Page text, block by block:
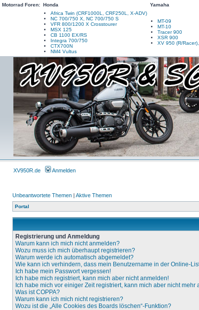
Motorrad Foren: Honda Yamaha
Africa Twin (CRF1000L, CRF250L, X-ADV)
NC 700/750 X, NC 700/750 S
VFR 800/1200 X Crosstourer
MSX 125
CB 1100 EX/RS
Integra 700/750
CTX700N
NM4 Vultus
MT-09
MT-10
Tracer 900
XSR 900
XV 950 (R/
XV950R.de Anmelden
Unbeantwortete Themen | Aktive Themen
Portal
Registrierung und Anmeldung
Warum kann ich mich nicht anmelden?
Wozu muss ich mich überhaupt registrieren?
Warum werde ich automatisch abgemeldet?
Wie kann ich verhindern, dass mein Benutzername in der Online-
Ich habe mein Passwort vergessen!
Ich habe mich registriert, kann mich aber nicht anmelden!
Ich habe mich vor einiger Zeit registriert, kann mich aber nicht mehr
Was ist COPPA?
Warum kann ich mich nicht registrieren?
Wozu ist die „Alle Cookies des Boards löschen“-Funktion?